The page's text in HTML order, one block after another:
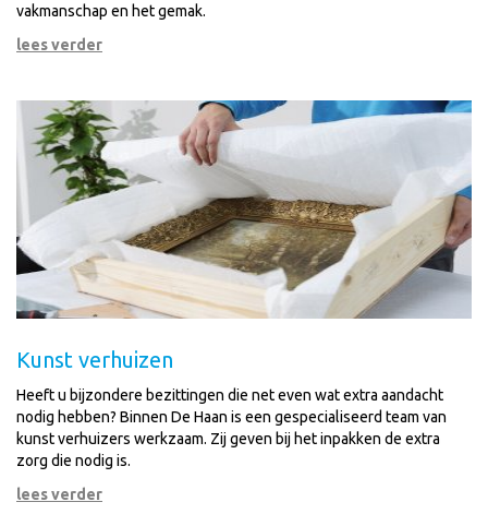
vakmanschap en het gemak.
lees verder
Kunst verhuizen
Heeft u bijzondere bezittingen die net even wat extra aandacht
nodig hebben? Binnen De Haan is een gespecialiseerd team van
kunst verhuizers werkzaam. Zij geven bij het inpakken de extra
zorg die nodig is.
lees verder